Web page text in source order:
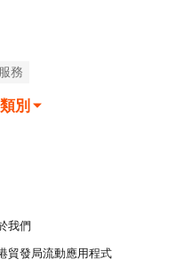
務
別
我們
貿發局流動應用程式